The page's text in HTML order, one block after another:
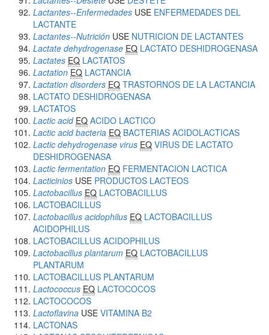
Lactantes--Enfermedades USE ENFERMEDADES DEL
LACTANTE
Lactantes--Nutrición USE NUTRICION DE LACTANTES
Lactate dehydrogenase EQ LACTATO DESHIDROGENASA
Lactates EQ LACTATOS
Lactation EQ LACTANCIA
Lactation disorders EQ TRASTORNOS DE LA LACTANCIA
LACTATO DESHIDROGENASA
LACTATOS
Lactic acid EQ ACIDO LACTICO
Lactic acid bacteria EQ BACTERIAS ACIDOLACTICAS
Lactic dehydrogenase virus EQ VIRUS DE LACTATO
DESHIDROGENASA
Lactic fermentation EQ FERMENTACION LACTICA
Lacticinios USE PRODUCTOS LACTEOS
Lactobacillus EQ LACTOBACILLUS
LACTOBACILLUS
Lactobacillus acidophilus EQ LACTOBACILLUS
ACIDOPHILUS
LACTOBACILLUS ACIDOPHILUS
Lactobacillus plantarum EQ LACTOBACILLUS
PLANTARUM
LACTOBACILLUS PLANTARUM
Lactococcus EQ LACTOCOCOS
LACTOCOCOS
Lactoflavina USE VITAMINA B2
LACTONAS